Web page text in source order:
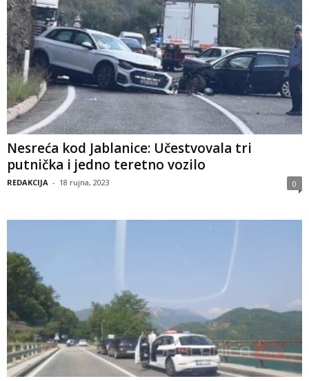
Nesreća kod Jablanice: Učestvovala tri
putnička i jedno teretno vozilo
REDAKCIJA - 18 rujna, 2023 0